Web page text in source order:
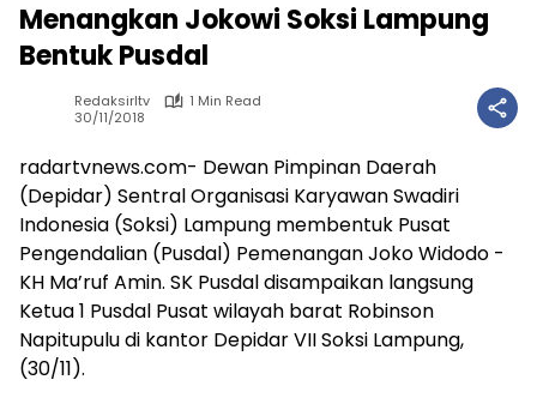
Menangkan Jokowi Soksi Lampung
Bentuk Pusdal
Redaksirltv
1 Min Read
30/11/2018
radartvnews.com- Dewan Pimpinan Daerah
(Depidar) Sentral Organisasi Karyawan Swadiri
Indonesia (Soksi) Lampung membentuk Pusat
Pengendalian (Pusdal) Pemenangan Joko Widodo -
KH Ma’ruf Amin. SK Pusdal disampaikan langsung
Ketua 1 Pusdal Pusat wilayah barat Robinson
Napitupulu di kantor Depidar VII Soksi Lampung,
(30/11).